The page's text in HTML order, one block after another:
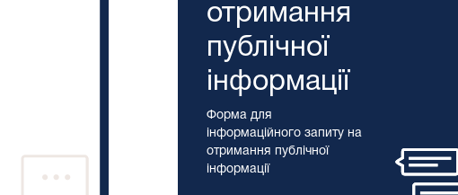
отримання
публічної
інформації
Форма для
інформаційного запиту на
отримання публічної
інформації